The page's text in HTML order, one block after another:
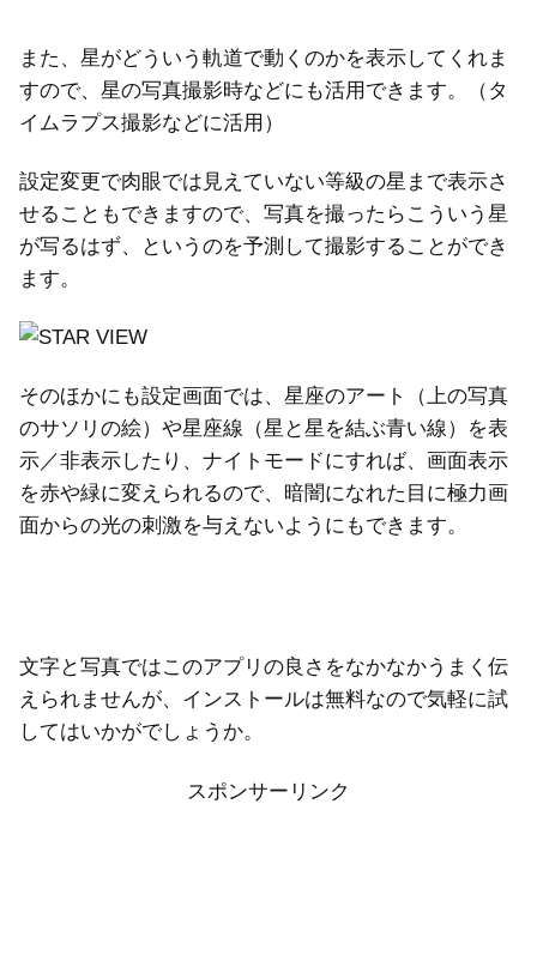
また、星がどういう軌道で動くのかを表示してくれま
すので、星の写真撮影時などにも活用できます。（タ
イムラプス撮影などに活用）
設定変更で肉眼では見えていない等級の星まで表示さ
せることもできますので、写真を撮ったらこういう星
が写るはず、というのを予測して撮影することができ
ます。
そのほかにも設定画面では、星座のアート（上の写真
のサソリの絵）や星座線（星と星を結ぶ青い線）を表
示／非表示したり、ナイトモードにすれば、画面表示
を赤や緑に変えられるので、暗闇になれた目に極力画
面からの光の刺激を与えないようにもできます。
文字と写真ではこのアプリの良さをなかなかうまく伝
えられませんが、インストールは無料なので気軽に試
してはいかがでしょうか。
スポンサーリンク